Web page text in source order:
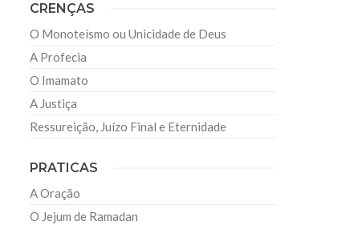
CRENÇAS
O Monoteísmo ou Unicidade de Deus
A Profecia
O Imamato
A Justiça
Ressureição, Juízo Final e Eternidade
PRATICAS
A Oração
O Jejum de Ramadan